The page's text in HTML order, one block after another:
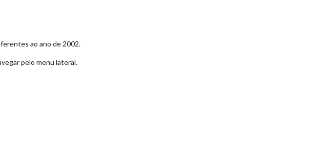
ao ano de 2002.
pelo menu lateral.